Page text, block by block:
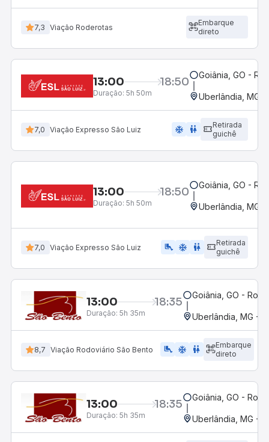
7,3 Viação Roderotas
Embarque
direto
13:00 18:50
Duração: 5h 50m
Goiânia, GO -
Uberlândia, MG -
7,0 Viação Expresso São Luiz ac_unit wc
Retirada
guichê
13:00 18:50
Duração: 5h 50m
Goiânia, GO -
Uberlândia, MG -
7,0 Viação Expresso São Luiz airline_seat_legroom_extra ac_unit wc
Retirada
guichê
13:00 18:35
Duração: 5h 35m
Goiânia, GO -
Uberlândia, MG -
8,7 Viação Rodoviário São Bento airline_seat_legroom_extra ac_unit wc
Embarque
direto
13:00 18:35
Duração: 5h 35m
Goiânia, GO -
Uberlândia, MG -